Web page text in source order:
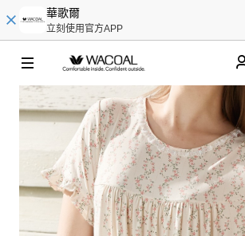
華歌爾
立刻使用官方APP